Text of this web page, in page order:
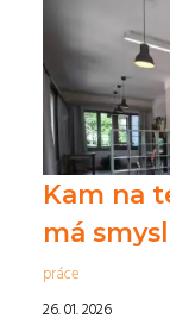
Kam na
má
práce
26. 01. 2026